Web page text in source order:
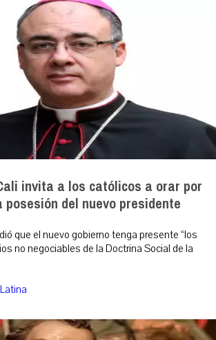
invita a los católicos a orar por
posesión del nuevo presidente
que el nuevo gobierno tenga presente “los
no negociables de la Doctrina Social de la